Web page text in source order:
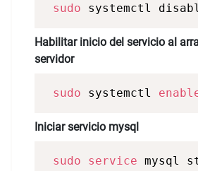
sudo systemctl
Habilitar inicio del servicio al
servidor
sudo systemctl
Iniciar servicio mysql
sudo service mysql